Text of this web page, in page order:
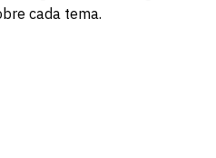
cada tema.